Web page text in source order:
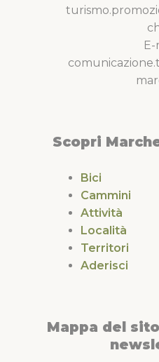
E-
Scopri
Bici
Cammini
Attività
Località
Territori
Aderisci
Mappa del sito